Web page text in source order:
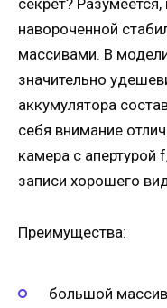
навороченной
массивами. В
значительно
аккумулятора
себя внимание
камера с апертурой
записи хорошего
Преимущества:
большой